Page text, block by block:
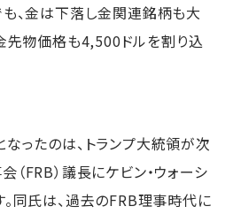
、金は下落し金関連銘柄も大
先物価格も4,500ドルを割り込
ったのは、トランプ大統領が次
FRB）議長にケビン・ウォーシ
同氏は、過去のFRB理事時代に